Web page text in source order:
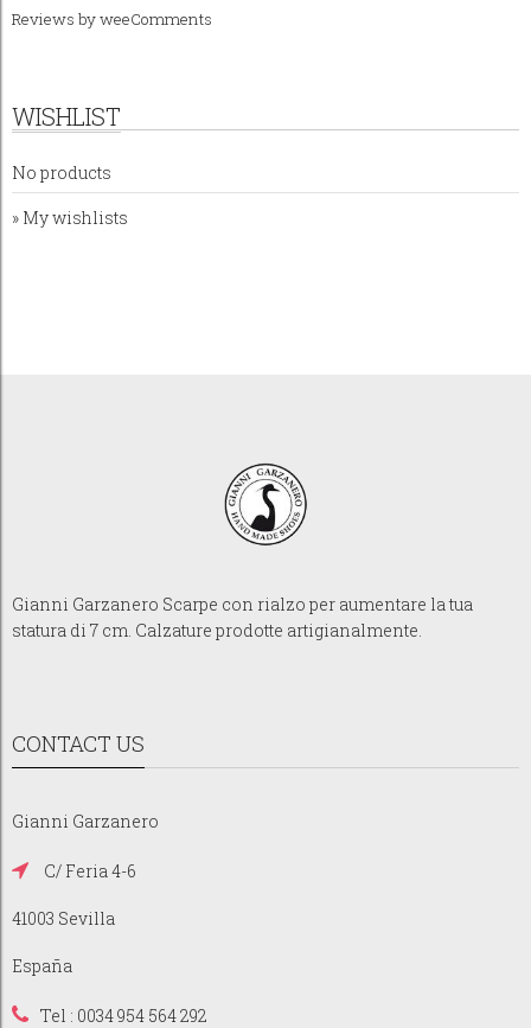
Reviews byweeComments
WISHLIST
No products
» My wishlists
Gianni Garzanero Scarpe con rialzo per aumentare la tua
statura di 7 cm. Calzature prodotte artigianalmente.
CONTACT US
Gianni Garzanero
C/ Feria 4-6
41003 Sevilla
España
Tel : 0034 954 564 292